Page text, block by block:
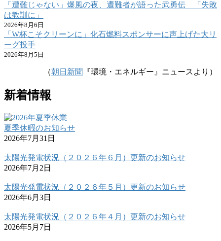
「遭難じゃない」爆風の夜、遭難者が語った武勇伝 「失敗
は教訓に」
2026年8月6日
「W杯こそクリーンに」化石燃料スポンサーに声上げた大リ
ーグ投手
2026年8月5日
（朝日新聞 『環境・エネルギー』ニュースより）
新着情報
夏季休暇のお知らせ
2026年7月31日
太陽光発電状況（２０２６年６月）更新のお知らせ
2026年7月2日
太陽光発電状況（２０２６年５月）更新のお知らせ
2026年6月3日
太陽光発電状況（２０２６年４月）更新のお知らせ
2026年5月7日